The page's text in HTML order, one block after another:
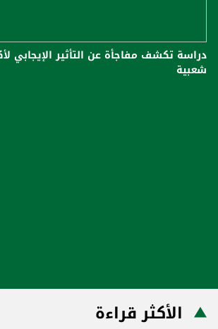
دراسة تكشف مفاجأة عن التأثير الإيجابي
شعبية
الأكثر قراءة